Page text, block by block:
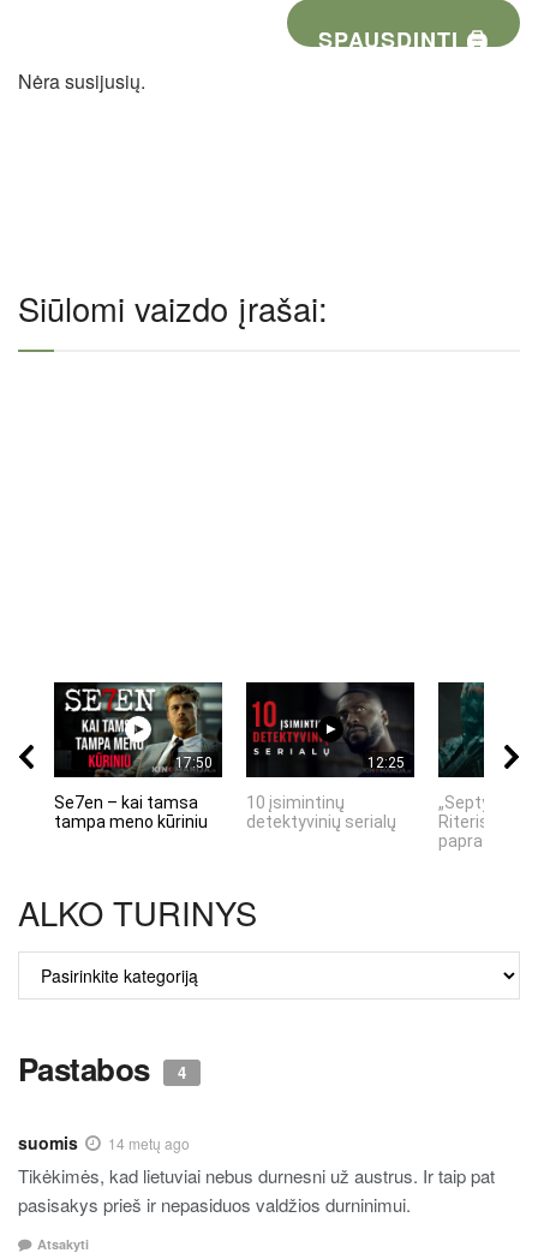
SPAUSDINTI 🖨
Nėra susijusių.
Siūlomi vaizdo įrašai:
17:50
Se7en – kai tamsa
tampa meno kūriniu
12:25
10 įsimintinų
detektyvinių serialų
„Septynių
Riteris" – kai
ALKO TURINYS
TURINYS
Pastabos 4
suomis 14 metų ago
Tikėkimės, kad lietuviai nebus durnesni už austrus. Ir taip pat
pasisakys prieš ir nepasiduos valdžios durninimui.
Atsakyti